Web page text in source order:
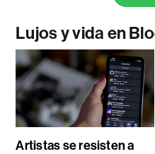
Lujos y vida en
Artistas se resisten a